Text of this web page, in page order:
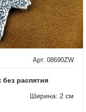
Арт. 08690ZW
распятия
Ширина: 2 см